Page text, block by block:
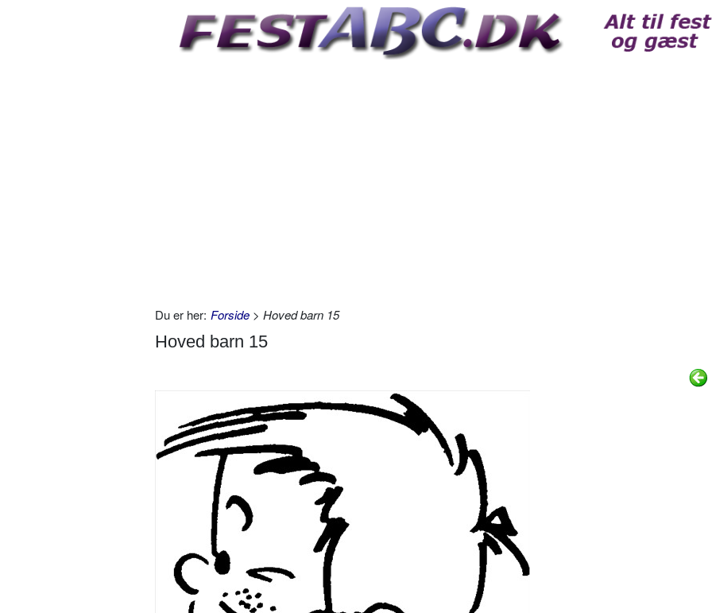
Du er her: Forside > Hoved barn 15
Hoved barn 15